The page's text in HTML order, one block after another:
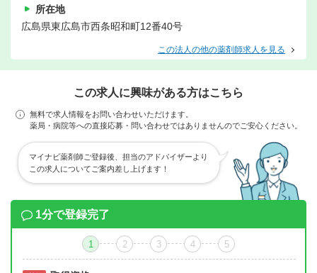
所在地
広島県東広島市西条昭和町12番40号
この法人の他の薬剤師求人を見る
この求人に興味がある方はこちら
無料で求人情報をお問い合わせいただけます。
薬局・病院等への直接応募・問い合わせではありませんのでご安心ください。
マイナビ薬剤師ご登録後、担当のアドバイザーより
この求人についてご案内差し上げます！
1分で登録完了
1 2 3 4 5